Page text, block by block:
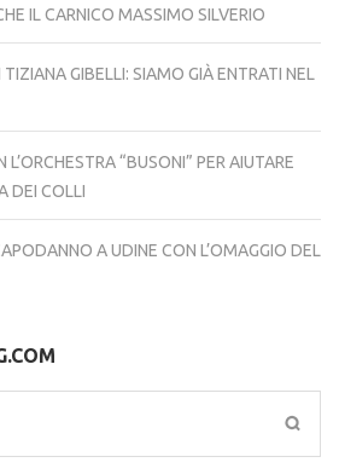
IL CARNICO MASSIMO SILVERIO
GIBELLI: SIAMO GIÀ ENTRATI NEL
“BUSONI” PER AIUTARE
DEI COLLI
A UDINE CON L’OMAGGIO DEL